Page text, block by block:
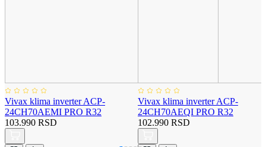
Vivax klima inverter ACP-
24CH70AEMI PRO R32
103.990 RSD
Vivax klima inverter ACP-
24CH70AEQI PRO R32
102.990 RSD